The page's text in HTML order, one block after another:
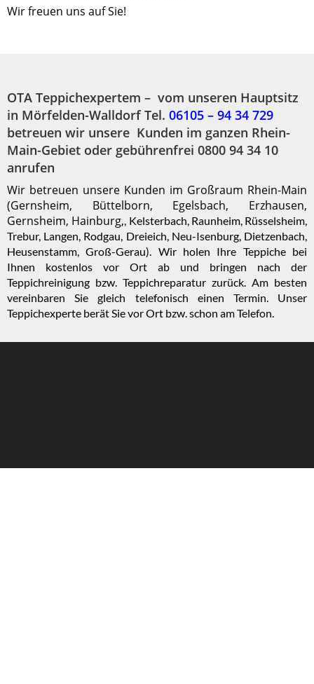
Wir freuen uns auf Sie!
OTA Teppichexpertem – vom unseren Hauptsitz
in Mörfelden-Walldorf Tel. 06105 – 94 34 729
betreuen wir unsere Kunden im ganzen Rhein-
Main-Gebiet oder gebührenfrei 0800 94 34 10
anrufen
Wir betreuen unsere Kunden im Großraum Rhein-Main
(Gernsheim, Büttelborn, Egelsbach, Erzhausen,
Gernsheim, Hainburg,, Kelsterbach, Raunheim, Rüsselsheim,
Trebur, Langen, Rodgau, Dreieich, Neu-Isenburg, Dietzenbach,
Heusenstamm, Groß-Gerau). Wir holen Ihre Teppiche bei
Ihnen kostenlos vor Ort ab und bringen nach der
Teppichreinigung bzw. Teppichreparatur zurück. Am besten
vereinbaren Sie gleich telefonisch einen Termin. Unser
Teppichexperte berät Sie vor Ort bzw. schon am Telefon.